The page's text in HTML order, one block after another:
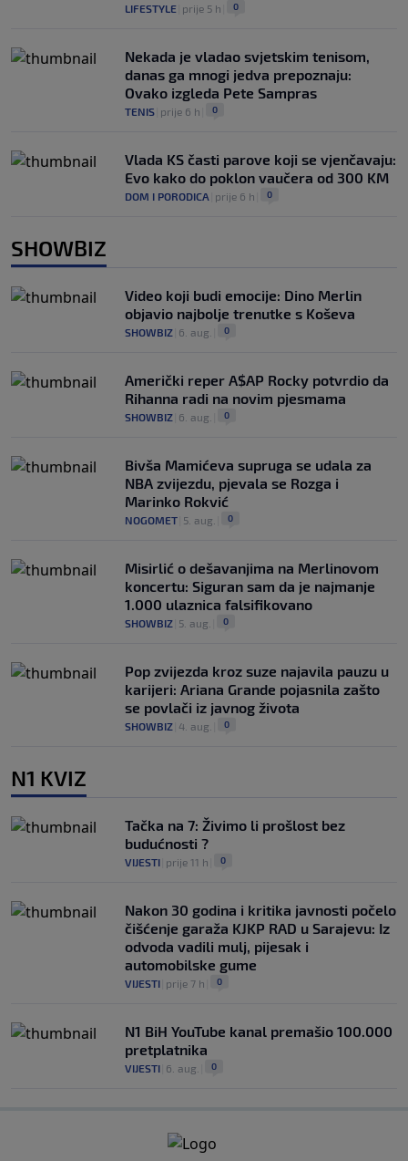
LIFESTYLE prije 5 h 0
Nekada je vladao svjetskim tenisom,
danas ga mnogi jedva prepoznaju:
Ovako izgleda Pete Sampras
TENIS prije 6 h 0
Vlada KS časti parove koji se vjenčavaju:
Evo kako do poklon vaučera od 300 KM
DOM I PORODICA prije 6 h 0
SHOWBIZ
Video koji budi emocije: Dino Merlin
objavio najbolje trenutke s Koševa
SHOWBIZ 6. aug. 0
Američki reper A$AP Rocky potvrdio da
Rihanna radi na novim pjesmama
SHOWBIZ 6. aug. 0
Bivša Mamićeva supruga se udala za
NBA zvijezdu, pjevala se Rozga i
Marinko Rokvić
NOGOMET 5. aug. 0
Misirlić o dešavanjima na Merlinovom
koncertu: Siguran sam da je najmanje
1.000 ulaznica falsifikovano
SHOWBIZ 5. aug. 0
Pop zvijezda kroz suze najavila pauzu u
karijeri: Ariana Grande pojasnila zašto
se povlači iz javnog života
SHOWBIZ 4. aug. 0
N1 KVIZ
Tačka na 7: Živimo li prošlost bez
budućnosti ?
VIJESTI prije 11 h 0
Nakon 30 godina i kritika javnosti počelo
čišćenje garaža KJKP RAD u Sarajevu: Iz
odvoda vadili mulj, pijesak i
automobilske gume
VIJESTI prije 7 h 0
N1 BiH YouTube kanal premašio 100.000
pretplatnika
VIJESTI 6. aug. 0